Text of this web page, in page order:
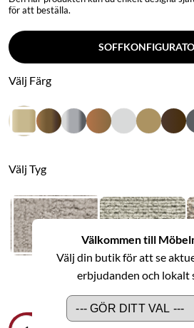
Välkommen till
Välj din butik för att se
erbjudanden och lokalt
för att beställa.
Välj Färg
Välj Tyg